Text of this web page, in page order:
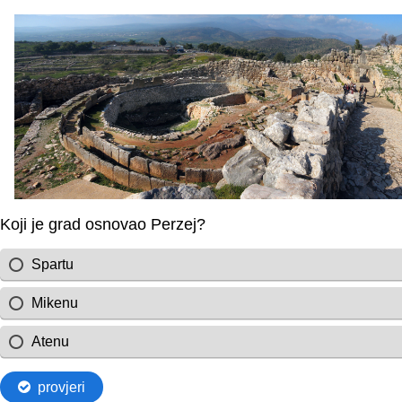
Koji je grad osnovao Perzej?
Spartu
Mikenu
Atenu
provjeri